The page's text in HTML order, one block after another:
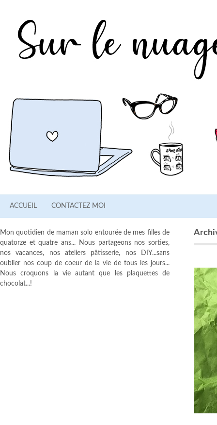
ACCUEIL CONTACTEZ MOI
Mon quotidien de maman solo entourée de mes filles de
quatorze et quatre ans... Nous partageons nos sorties,
nos vacances, nos ateliers pâtisserie, nos DIY...sans
oublier nos coup de coeur de la vie de tous les jours...
Nous croquons la vie autant que les plaquettes de
chocolat...!